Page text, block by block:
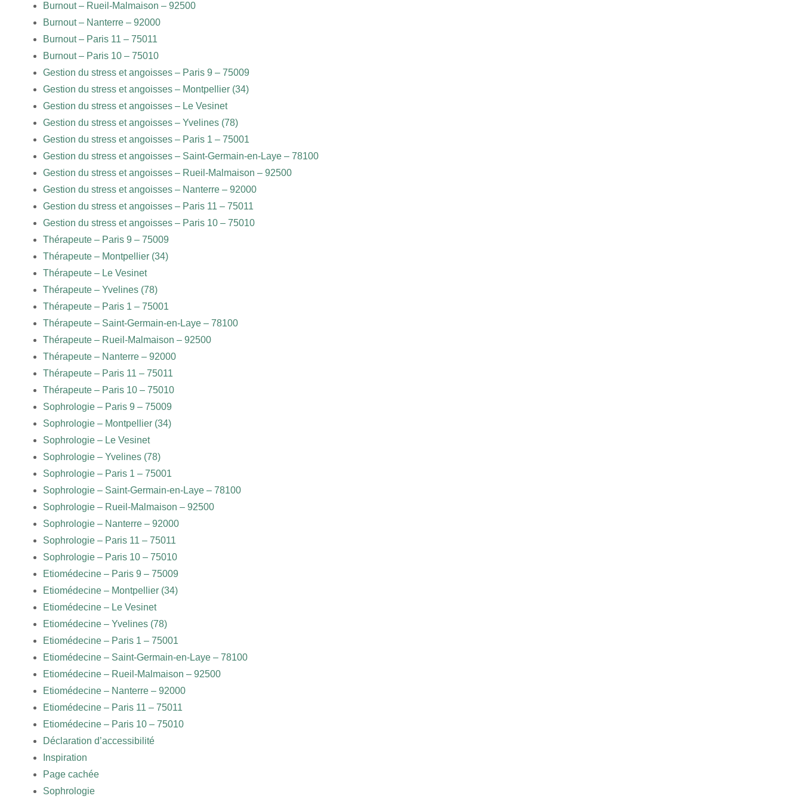
Burnout – Rueil-Malmaison – 92500
Burnout – Nanterre – 92000
Burnout – Paris 11 – 75011
Burnout – Paris 10 – 75010
Gestion du stress et angoisses – Paris 9 – 75009
Gestion du stress et angoisses – Montpellier (34)
Gestion du stress et angoisses – Le Vesinet
Gestion du stress et angoisses – Yvelines (78)
Gestion du stress et angoisses – Paris 1 – 75001
Gestion du stress et angoisses – Saint-Germain-en-Laye – 78100
Gestion du stress et angoisses – Rueil-Malmaison – 92500
Gestion du stress et angoisses – Nanterre – 92000
Gestion du stress et angoisses – Paris 11 – 75011
Gestion du stress et angoisses – Paris 10 – 75010
Thérapeute – Paris 9 – 75009
Thérapeute – Montpellier (34)
Thérapeute – Le Vesinet
Thérapeute – Yvelines (78)
Thérapeute – Paris 1 – 75001
Thérapeute – Saint-Germain-en-Laye – 78100
Thérapeute – Rueil-Malmaison – 92500
Thérapeute – Nanterre – 92000
Thérapeute – Paris 11 – 75011
Thérapeute – Paris 10 – 75010
Sophrologie – Paris 9 – 75009
Sophrologie – Montpellier (34)
Sophrologie – Le Vesinet
Sophrologie – Yvelines (78)
Sophrologie – Paris 1 – 75001
Sophrologie – Saint-Germain-en-Laye – 78100
Sophrologie – Rueil-Malmaison – 92500
Sophrologie – Nanterre – 92000
Sophrologie – Paris 11 – 75011
Sophrologie – Paris 10 – 75010
Etiomédecine – Paris 9 – 75009
Etiomédecine – Montpellier (34)
Etiomédecine – Le Vesinet
Etiomédecine – Yvelines (78)
Etiomédecine – Paris 1 – 75001
Etiomédecine – Saint-Germain-en-Laye – 78100
Etiomédecine – Rueil-Malmaison – 92500
Etiomédecine – Nanterre – 92000
Etiomédecine – Paris 11 – 75011
Etiomédecine – Paris 10 – 75010
Déclaration d’accessibilité
Inspiration
Page cachée
Sophrologie